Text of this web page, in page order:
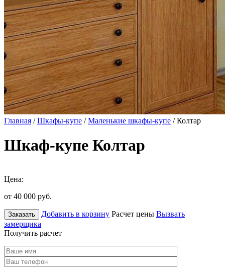
Главная /Шкафы-купе /Маленькие шкафы-купе / Колтар
Шкаф-купе Колтар
Цена:
от 40 000 руб.
Заказать Добавить в корзину Расчет цены Вызвать
замерщика
Получить расчет